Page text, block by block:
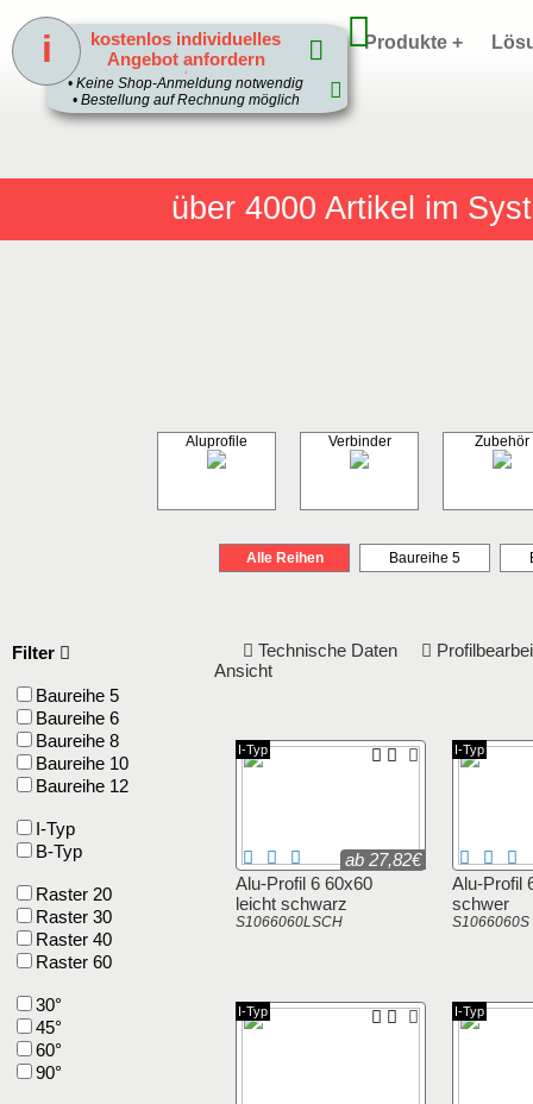
über 4000 Artikel im
Home Produkte +
Aluprofile Verbinder Zubehör
Alle Reihen Baureihe 5
Technische Daten
Ansicht
Alu-Profil 6 60x60
leicht schwarz
S1066060LSCH
ab 27,82€
I-Typ
Alu-Profil
schwer
S1066060S
I-Typ
I-Typ I-Typ
Filter
Baureihe 5
Baureihe 6
Baureihe 8
Baureihe 10
Baureihe 12
I-Typ
B-Typ
Raster 20
Raster 30
Raster 40
Raster 60
30°
45°
60°
90°
kostenlos individuelles
Angebot anfordern
1
• Keine Shop-Anmeldung notwendig
• Bestellung auf Rechnung möglich
i